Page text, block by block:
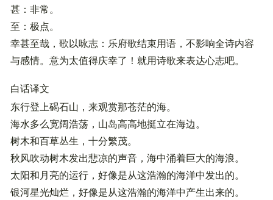
甚：非常。
至：极点。
幸甚至哉，歌以咏志：乐府歌结束用语，不影响全诗内容
与感情。意为太值得庆幸了！就用诗歌来表达心志吧。
白话译文
东行登上碣石山，来观赏那苍茫的海。
海水多么宽阔浩荡，山岛高高地挺立在海边。
树木和百草丛生，十分繁茂。
秋风吹动树木发出悲凉的声音，海中涌着巨大的海浪。
太阳和月亮的运行，好像是从这浩瀚的海洋中发出的。
银河星光灿烂，好像是从这浩瀚的海洋中产生出来的。